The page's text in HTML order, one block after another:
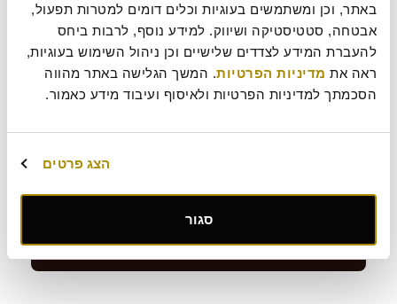
ראה את מדיניות הפרטיות
הסכמתך למדיניות הפרטיות ולאיסוף ועיבוד מידע כאמור.
הצג פרטים
סגור
בעת שליחת טופס זה אני מאשר/ת כי קראתי אתמדיניות
עוד משהו נחמד שכדאי שנדע עלייך?